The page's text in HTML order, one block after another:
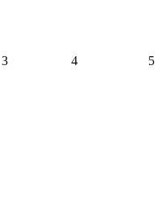
3 4 5